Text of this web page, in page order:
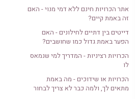
אתר הכרויות חינם ללא דמי מנוי - האם
זה באמת קיים?
דייטים בין דתיים לחילונים - האם
הפער באמת גדול כמו שחושבים?
הכרויות רציניות - המדריך למי שנמאס
לו
הכרויות או שידוכים - מה באמת
מתאים לך, ולמה כבר לא צריך לבחור